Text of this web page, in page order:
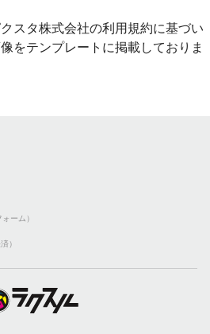
スタ株式会社の利用規約に基づい
をテンプレートに掲載しておりま
ーム）
）